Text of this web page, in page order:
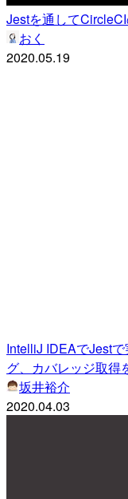
Jestを通して
おく
2020.05.19
IntelliJ IDEAでJest
グ、カバレッジ取得
坂井裕介
2020.04.03